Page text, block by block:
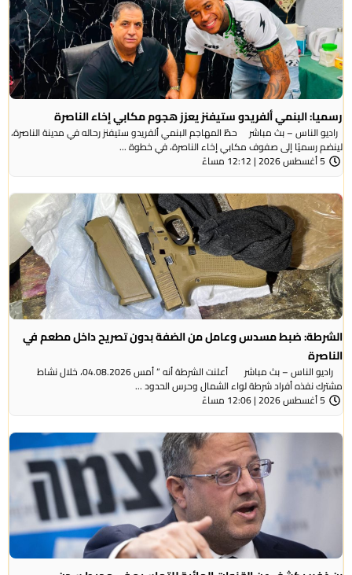
رسميا: البنمي ألفريدو ستيفنز يعزز هجوم مكابي إخاء الناصرة
راديو الناس – بث مباشر حطّ المهاجم البنمي ألفريدو ستيفنز رحاله في مدينة الناصرة،
لينضم رسميًا إلى صفوف مكابي إخاء الناصرة، في خطوة ...
5 أغسطس 2026 | 12:12 مساءً
الشرطة: ضبط مسدس وعامل من الضفة بدون تصريح داخل مطعم في
الناصرة
راديو الناس – بث مباشر أعلنت الشرطة أنه ” أمس 04.08.2026، خلال نشاط
مشترك نفذه أفراد شرطة لواء الشمال وحرس الحدود ...
5 أغسطس 2026 | 12:06 مساءً